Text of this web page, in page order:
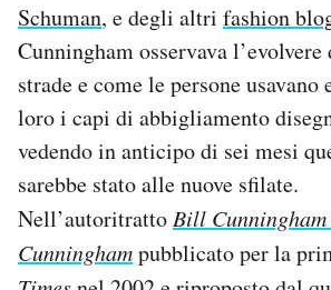
Schuman, e degli altri fashion
Cunningham osservava
strade e come le persone usavano
loro i capi di abbigliamento
vedendo in anticipo di sei mesi
sarebbe stato alle nuove sfilate.
Nell’autoritratto Bill
Cunninghampubblicato per la